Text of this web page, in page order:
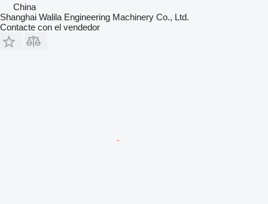
China
Shanghai Walila Engineering Machinery Co., Ltd.
Contacte con el vendedor